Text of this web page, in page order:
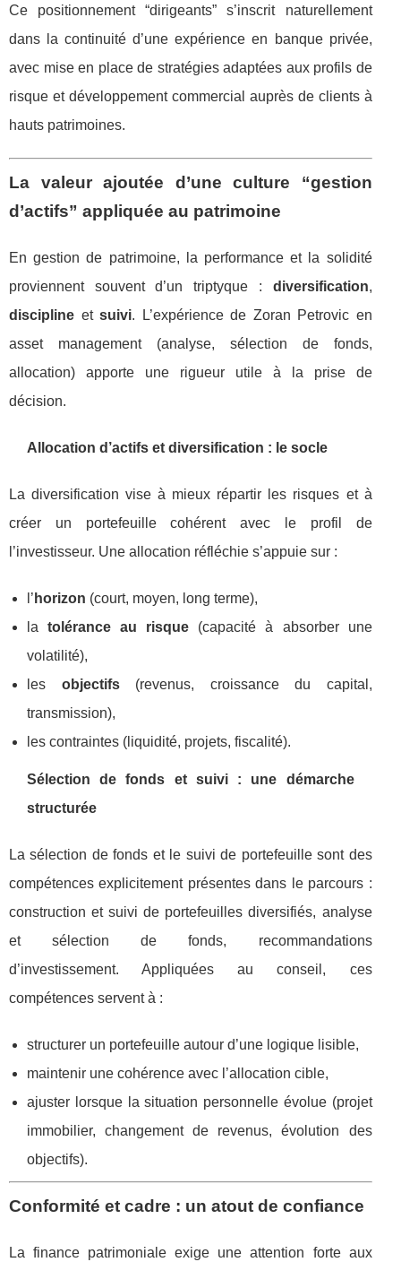
Ce positionnement “dirigeants” s’inscrit naturellement
dans la continuité d’une expérience en banque privée,
avec mise en place de stratégies adaptées aux profils de
risque et développement commercial auprès de clients à
hauts patrimoines.
La valeur ajoutée d’une culture “gestion
d’actifs” appliquée au patrimoine
En gestion de patrimoine, la performance et la solidité
proviennent souvent d’un triptyque : diversification,
discipline etsuivi. L’expérience de Zoran Petrovic en
asset management (analyse, sélection de fonds,
allocation) apporte une rigueur utile à la prise de
décision.
Allocation d’actifs et diversification : le socle
La diversification vise à mieux répartir les risques et à
créer un portefeuille cohérent avec le profil de
l’investisseur. Une allocation réfléchie s’appuie sur :
l’ horizon (court, moyen, long terme),
latolérance au risque (capacité à absorber une
volatilité),
les objectifs(revenus, croissance du capital,
transmission),
les contraintes (liquidité, projets, fiscalité).
Sélection de fonds et suivi : une démarche
structurée
La sélection de fonds et le suivi de portefeuille sont des
compétences explicitement présentes dans le parcours :
construction et suivi de portefeuilles diversifiés, analyse
et sélection de fonds, recommandations
d’investissement. Appliquées au conseil, ces
compétences servent à :
structurer un portefeuille autour d’une logique lisible,
maintenir une cohérence avec l’allocation cible,
ajuster lorsque la situation personnelle évolue (projet
immobilier, changement de revenus, évolution des
objectifs).
Conformité et cadre : un atout de confiance
La finance patrimoniale exige une attention forte aux